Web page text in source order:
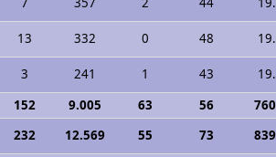
13 332 0 48
3 241 1 43
152 9.005 63 56
232 12.569 55 73